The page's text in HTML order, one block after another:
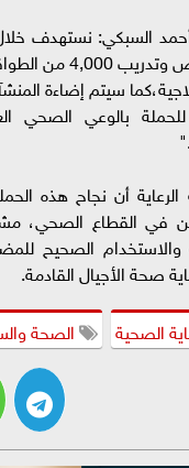
السبكي: نستهدف خلال
من 10,000 مريض
سيتم إضاءة
للحملة بالوعي الصحي
أن نجاح هذه
في القطاع الصحي،
والاستخدام الصحيح
صحة الأجيال القادمة.
الصحية الصحة